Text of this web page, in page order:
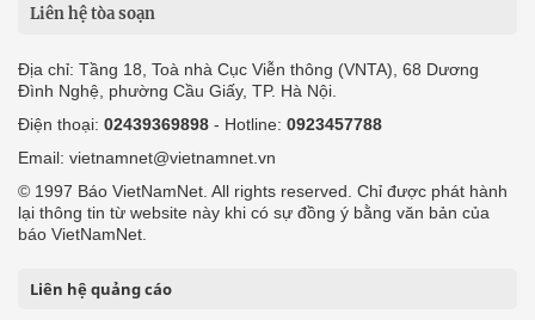
Liên hệ tòa soạn
Địa chỉ: Tầng 18, Toà nhà Cục Viễn thông (VNTA), 68 Dương
Đình Nghệ, phường Cầu Giấy, TP. Hà Nội.
Điện thoại: 02439369898 - Hotline: 0923457788
Email: vietnamnet@vietnamnet.vn
© 1997 Báo VietNamNet. All rights reserved. Chỉ được phát hành
lại thông tin từ website này khi có sự đồng ý bằng văn bản của
báo VietNamNet.
Liên hệ quảng cáo